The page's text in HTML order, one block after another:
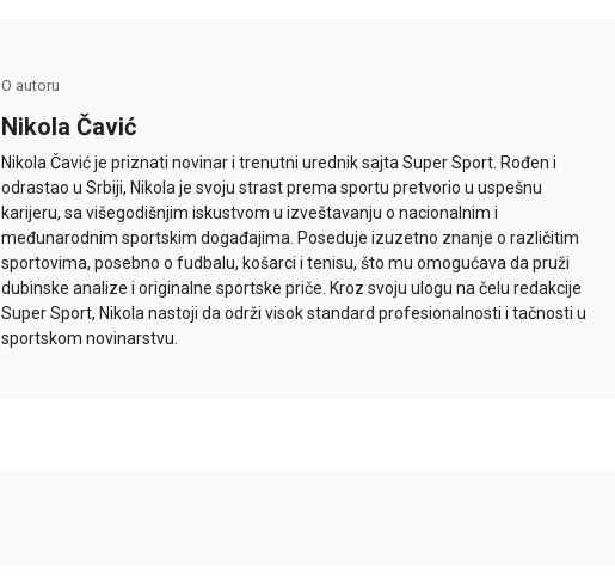
O autoru
Nikola Čavić
Nikola Čavić je priznati novinar i trenutni urednik sajta Super Sport. Rođen i
odrastao u Srbiji, Nikola je svoju strast prema sportu pretvorio u uspešnu
karijeru, sa višegodišnjim iskustvom u izveštavanju o nacionalnim i
međunarodnim sportskim događajima. Poseduje izuzetno znanje o različitim
sportovima, posebno o fudbalu, košarci i tenisu, što mu omogućava da pruži
dubinske analize i originalne sportske priče. Kroz svoju ulogu na čelu redakcije
Super Sport, Nikola nastoji da održi visok standard profesionalnosti i tačnosti u
sportskom novinarstvu.